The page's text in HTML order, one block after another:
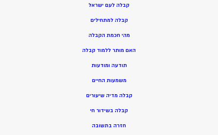
קבלה לעם ישראל
קבלה למתחילים
מהי חכמת הקבלה
האם מותר ללמוד קבלה
תודעה ומודעות
משמעות החיים
קבלה מדיה שיעורים
קבלה בשידור חי
חזרה בתשובה